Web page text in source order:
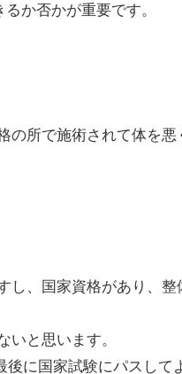
か否かが重要です。
の所で施術されて体を悪
し、国家資格があり、整
いと思います。
に国家試験にパスして